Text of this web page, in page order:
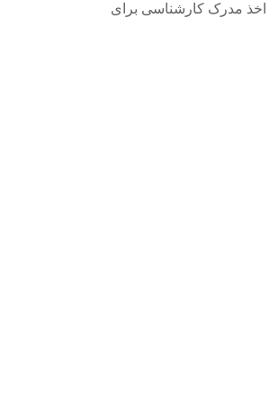
مدرک کارشناسی برای